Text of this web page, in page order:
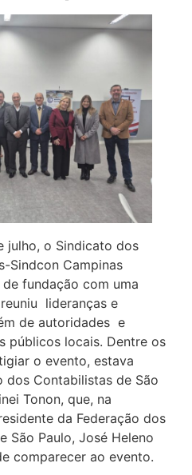
julho, o Sindicato dos
Sindcon Campinas
fundação com uma
lideranças e
de autoridades e
públicos locais. Dentre os
o evento, estava
Contabilistas de São
Tonon, que, na
da Federação dos
São Paulo, José Heleno
comparecer ao evento.